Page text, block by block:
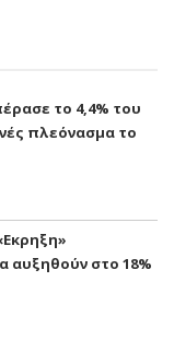
το 4,4% του
πλεόνασμα το
αυξηθούν στο 18%